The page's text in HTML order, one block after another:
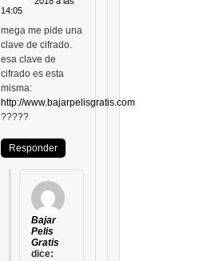
14:05
mega me pide una
clave de cifrado.
esa clave de
cifrado es esta
misma:
http://www.bajarpelisgratis.com
?????
Responder
Bajar
Pelis
Gratis
dice: